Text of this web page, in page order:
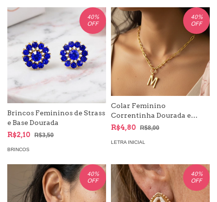
40%
OFF
Brincos Femininos de Strass
e Base Dourada
R$2,10
R$3,50
BRINCOS
40%
OFF
Colar Feminino
Correntinha Dourada e
Pingente Letra Inicial do
R$4,80 R$8,00
LETRA INICIAL
40%
OFF
40%
OFF